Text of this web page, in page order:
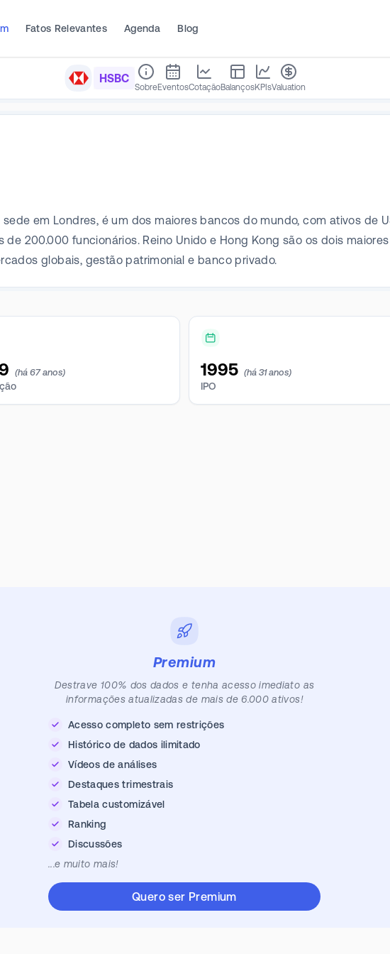
Fatos Relevantes Agenda Blog
HSBC
SobreEventosCotaçãoBalançosKPIsValuation
sede em Londres, é um dos maiores bancos do mundo, com ativos de
200.000 funcionários. Reino Unido e Hong Kong são os dois
globais, gestão patrimonial e banco privado.
(há 67 anos) 1995 (há 31 anos)
IPO
Premium
Destrave 100% dos dados e tenha acesso imediato as
informações atualizadas de mais de 6.000 ativos!
Acesso completo sem restrições
Histórico de dados ilimitado
Vídeos de análises
Destaques trimestrais
Tabela customizável
Ranking
Discussões
...e muito mais!
Quero ser Premium